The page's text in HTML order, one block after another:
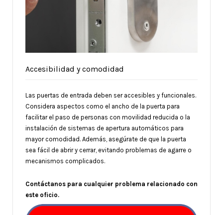
Accesibilidad y comodidad
Las puertas de entrada deben ser accesibles y funcionales.
Considera aspectos como el ancho de la puerta para
facilitar el paso de personas con movilidad reducida o la
instalación de sistemas de apertura automáticos para
mayor comodidad. Además, asegúrate de que la puerta
sea fácil de abrir y cerrar, evitando problemas de agarre o
mecanismos complicados.
Contáctanos para cualquier problema relacionado con
este oficio.